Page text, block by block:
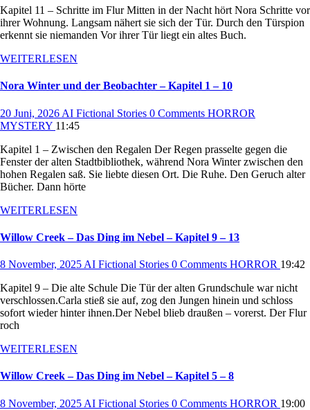
Kapitel 11 – Schritte im Flur Mitten in der Nacht hört Nora Schritte vor
ihrer Wohnung. Langsam nähert sie sich der Tür. Durch den Türspion
erkennt sie niemanden Vor ihrer Tür liegt ein altes Buch.
WEITERLESEN
Nora Winter und der Beobachter – Kapitel 1 – 10
20 Juni, 2026 AI Fictional Stories 0 Comments HORROR
MYSTERY 11:45
Kapitel 1 – Zwischen den Regalen Der Regen prasselte gegen die
Fenster der alten Stadtbibliothek, während Nora Winter zwischen den
hohen Regalen saß. Sie liebte diesen Ort. Die Ruhe. Den Geruch alter
Bücher. Dann hörte
WEITERLESEN
Willow Creek – Das Ding im Nebel – Kapitel 9 – 13
8 November, 2025 AI Fictional Stories 0 Comments HORROR 19:42
Kapitel 9 – Die alte Schule Die Tür der alten Grundschule war nicht
verschlossen.Carla stieß sie auf, zog den Jungen hinein und schloss
sofort wieder hinter ihnen.Der Nebel blieb draußen – vorerst. Der Flur
roch
WEITERLESEN
Willow Creek – Das Ding im Nebel – Kapitel 5 – 8
8 November, 2025 AI Fictional Stories 0 Comments HORROR 19:00